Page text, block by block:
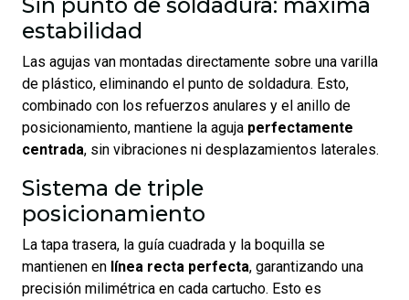
estabilidad
Las agujas van montadas directamente sobre una varilla
de plástico, eliminando el punto de soldadura. Esto,
combinado con los refuerzos anulares y el anillo de
posicionamiento, mantiene la aguja perfectamente
centrada, sin vibraciones ni desplazamientos laterales.
Sistema de triple
posicionamiento
La tapa trasera, la guía cuadrada y la boquilla se
mantienen en línea recta perfecta, garantizando una
precisión milimétrica en cada cartucho. Esto es